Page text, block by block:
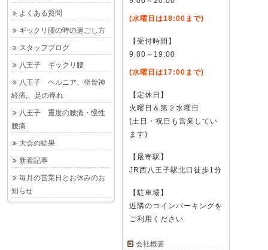
(水曜日は18:00まで)
【受付時間】
9:00～19:00
(水曜日は17:00まで)
【定休日】
火曜日＆第２水曜日
(土日・祝日も営業してい
ます)
【最寄駅】
JR西八王子駅北口徒歩1分
【駐車場】
近隣のコインパーキングを
ご利用ください
会社概要
よくある質問
ギックリ腰の時の過ごし方
スタッフブログ
八王子 ギックリ腰
八王子 ヘルニア、坐骨神
経痛,、足の痺れ
八王子 重度の腰痛・慢性
腰痛
大会の結果
新着記事
毎月の営業日とお休みのお
知らせ